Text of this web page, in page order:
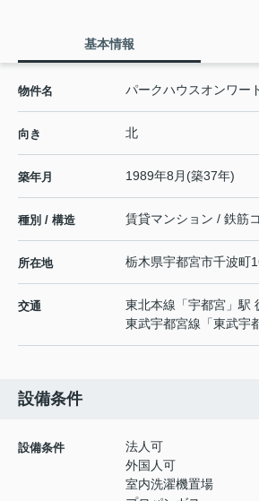
基本情報
物件名 パークハウスオンワー
向き 北
築年月 1989年8月(築37年)
種別 / 構造 賃貸マンション / 鉄筋
所在地 栃木県宇都宮市千波町
交通 東北本線 「宇都宮 」駅
東武宇都宮線 「東武宇
設備条件
設備条件
法人可
外国人可
室内洗濯機置場